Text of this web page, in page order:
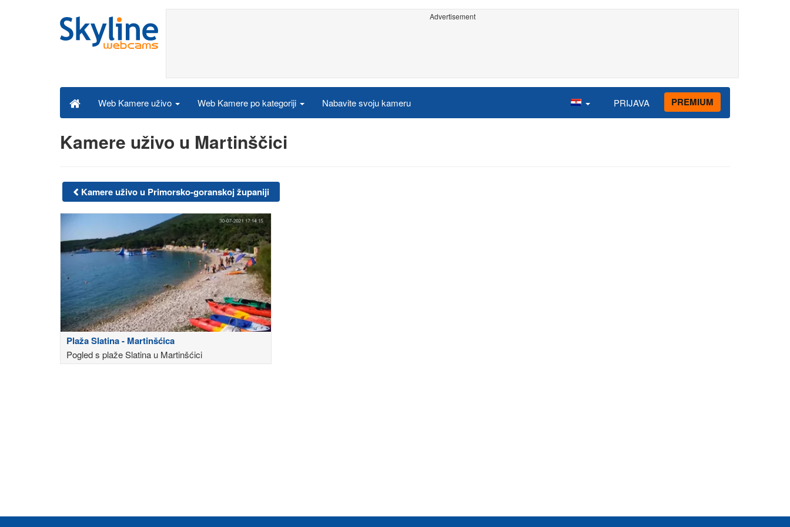
Advertisement
Web Kamere uživo Web Kamere po kategoriji Nabavite svoju kameru PRIJAVA PREMIUM
Kamere uživo u Martinščici
Kamere uživo u Primorsko-goranskoj županiji
Plaža Slatina - Martinšćica
Pogled s plaže Slatina u Martinšćici